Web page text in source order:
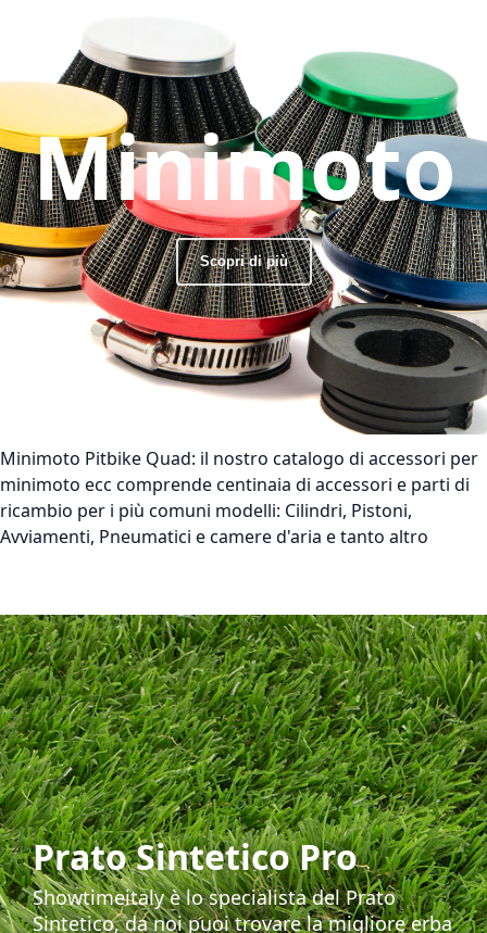
Minimoto
Scopri di più
Minimoto Pitbike Quad: il nostro catalogo di accessori per
minimoto ecc comprende centinaia di accessori e parti di
ricambio per i più comuni modelli: Cilindri, Pistoni,
Avviamenti, Pneumatici e camere d'aria e tanto altro
Prato Sintetico Pro
Showtimeitaly è lo specialista del Prato
Sintetico, da noi puoi trovare la migliore erba